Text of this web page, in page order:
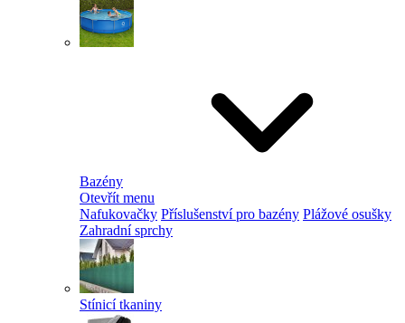
Bazény
Otevřít menu
Nafukovačky Příslušenství pro bazény Plážové osušky
Zahradní sprchy
Stínicí tkaniny